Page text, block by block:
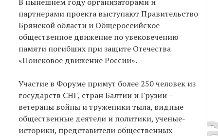
партнерами проекта выступают Правительство
Брянской области и Общероссийское
общественное движение по увековечению
памяти погибших при защите Отечества
«Поисковое движение России».
Участие в Форуме примут более 250 человек из
государств СНГ, стран Балтии и Грузии –
ветераны войны и труженики тыла, видные
общественные деятели и политики, ученые-
историки, представители общественных